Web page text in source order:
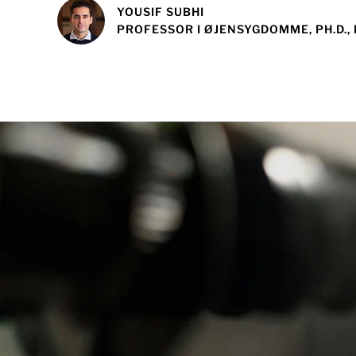
YOUSIF SUBHI
PROFESSOR I ØJENSYGDOMME, PH.D.,